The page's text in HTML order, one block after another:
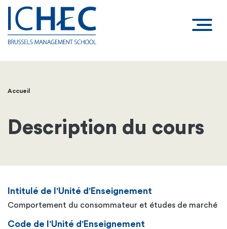
Fil
d'Ariane
Accueil
Description du cours
Intitulé de l'Unité d'Enseignement
Comportement du consommateur et études de marché
Code de l'Unité d'Enseignement